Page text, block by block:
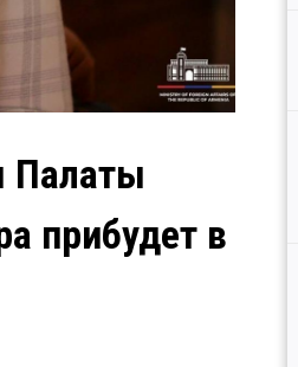
Палаты
прибудет в